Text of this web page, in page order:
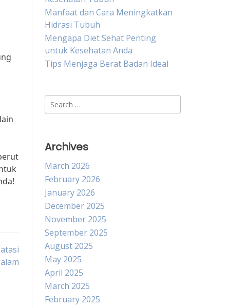
Manfaat dan Cara Meningkatkan
Hidrasi Tubuh
Mengapa Diet Sehat Penting
untuk Kesehatan Anda
Tips Menjaga Berat Badan Ideal
Search
for:
Archives
March 2026
February 2026
January 2026
December 2025
November 2025
September 2025
August 2025
May 2025
April 2025
March 2025
February 2025